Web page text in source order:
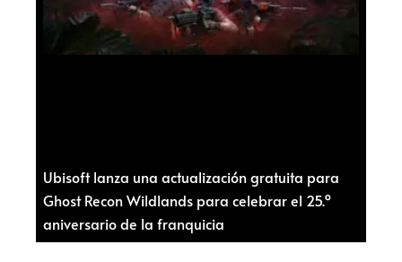
Ubisoft lanza una actualización gratuita para
Ghost Recon Wildlands para celebrar el 25.º
aniversario de la franquicia